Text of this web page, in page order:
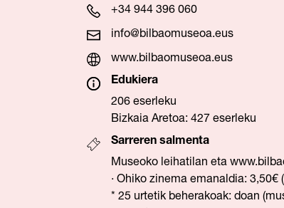
+34 944 396 060
info@bilbaomuseoa.eus
www.bilbaomuseoa.eus
Edukiera
206 eserleku
Bizkaia Aretoa: 427 eserleku
Sarreren salmenta
Museoko leihatilan eta ww
· Ohiko zinema emanaldia: 3,50€
* 25 urtetik beherakoak: doan